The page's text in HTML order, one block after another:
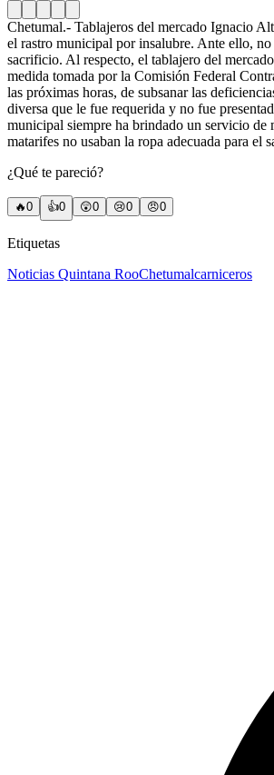
Chetumal.- Tablajeros del mercado Ignacio
el rastro municipal por insalubre. Ante ello, no
sacrificio. Al respecto, el tablajero del
medida tomada por la Comisión Federal
las próximas horas, de subsanar las
diversa que le fue requerida y no fue
municipal siempre ha brindado un servicio de
matarifes no usaban la ropa adecuada para el
¿Qué te pareció?
🔥0 👍0 😲0 😢0 😠0
Etiquetas
Noticias Quintana RooChetumalcarniceros